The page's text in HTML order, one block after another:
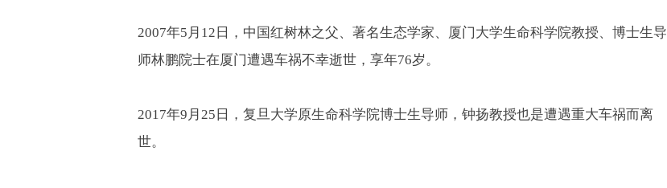
2007年5 月 12 日，中国红树林之父、著名生态学家、厦门大学生命科学院教授、博士生导
师林鹏院士在厦门遭遇车祸不幸逝世，享年76岁。
2017年9 月 25 日，复旦大学原生命科学院博士生导师，钟扬教授也是遭遇重大车祸而离
世。